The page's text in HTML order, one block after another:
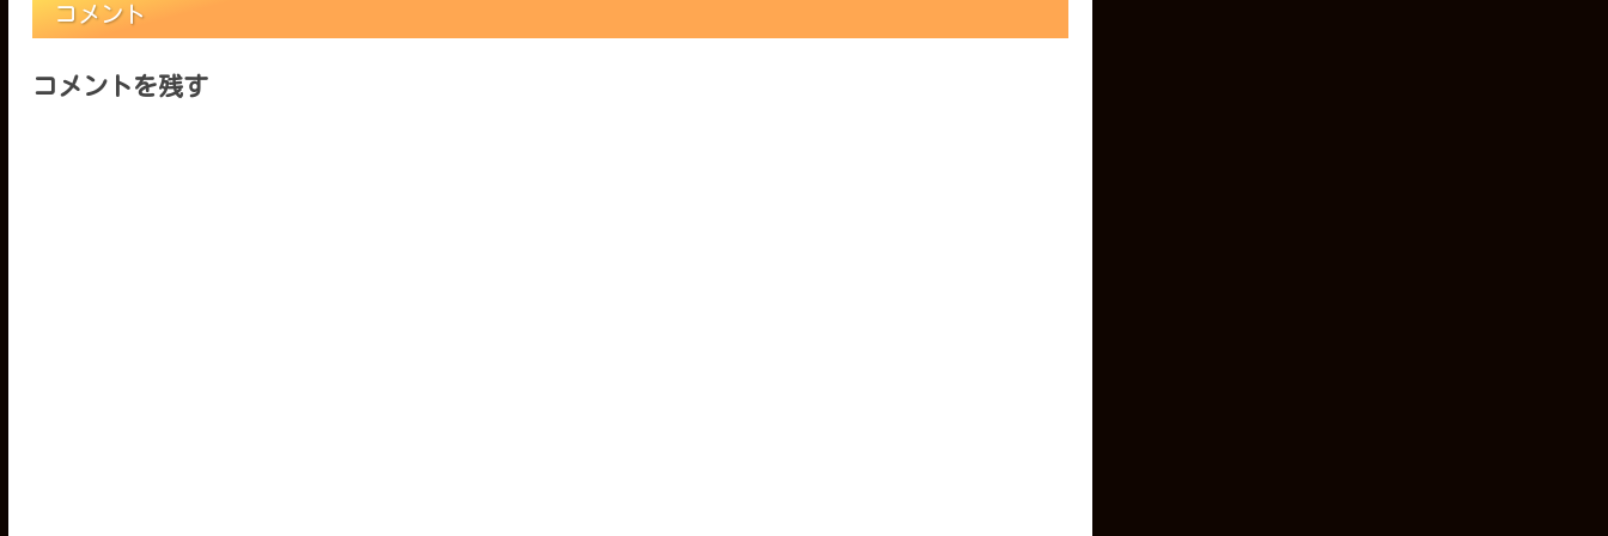
コメント
コメントを残す